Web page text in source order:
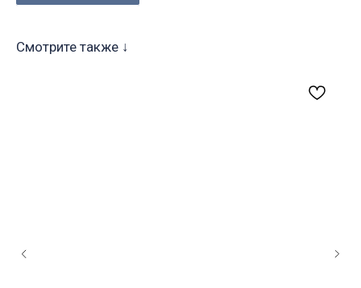
Смотрите также ↓